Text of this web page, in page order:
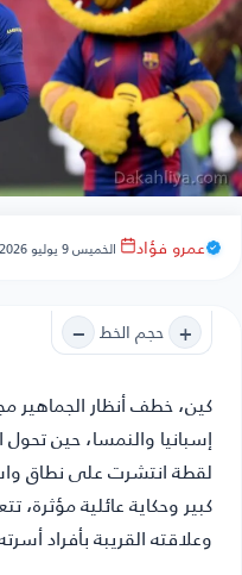
عمرو فؤاد الخميس 9 يوليو 2026
+ حجم الخط −
كين، خطف أنظار الجماهير
إسبانيا والنمسا، حين
لقطة انتشرت على نطاق
كبير وحكاية عائلية مؤثرة،
وعلاقته القريبة بأفراد